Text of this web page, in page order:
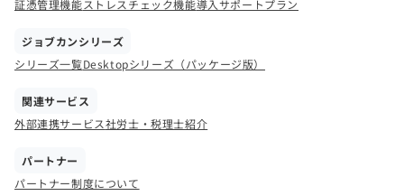
証憑管理機能ストレスチェック機能導入サポートプラン
ジョブカンシリーズ
シリーズ一覧Desktopシリーズ（パッケージ版）
関連サービス
外部連携サービス社労士・税理士紹介
パートナー
パートナー制度について